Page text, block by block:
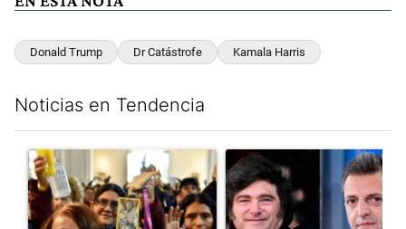
Donald Trump Dr Catástrofe Kamala Harris
Noticias en Tendencia
Un artículo de tendencia con el título "San Cayetano 2026:
Un artículo de tendencia